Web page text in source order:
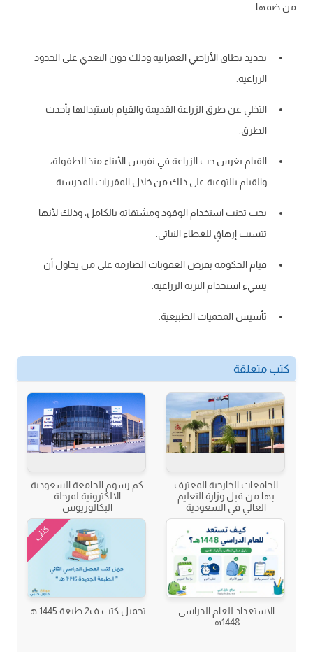
من ضمها:
تحديد نطاق الأراضي العمرانية وذلك دون التعدي على الحدود
الزراعية.
التخلي عن طرق الزراعة القديمة والقيام باستبدالها بأحدث
الطرق.
القيام بغرس حب الزراعة في نفوس الأبناء منذ الطفولة،
والقيام بالتوعية على ذلك من خلال المقررات المدرسية.
يجب تجنب استخدام الوقود ومشتقاته بالكامل، وذلك لأنها
تتسبب إرهاقٍ للغطاء النباتي.
قيام الحكومة بفرض العقوبات الصارمة على من يحاول أن
يسيء استخدام التربة الزراعية.
تأسيس المحميات الطبيعية.
كتب متعلقة
الجامعات الخارجية المعترف
بها من قبل وزارة التعليم
العالي في السعودية
كم رسوم الجامعة السعودية
الالكترونية لمرحلة
البكالوريوس
الاستعداد للعام الدراسي
1448هـ
كتاب
تحميل كتب ف2 طبعة 1445 هـ